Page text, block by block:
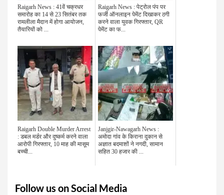
Raigarh News : 41वें चक्रधर
समारोह का 14 से 23 सितंबर तक
रामलीला मैदान में होगा आयोजन,
तैयारियों को ...
Raigarh News : पेट्रोल पंप पर
फर्जी ऑनलाइन पेमेंट दिखाकर ठगी
करने वाला युवक गिरफ्तार, QR
पेमेंट का फ...
Raigarh Double Murder Arrest
: डबल मर्डर और दुष्कर्म करने वाला
आरोपी गिरफ्तार, 10 माह की मासूम
बच्ची...
Janjgir-Nawagarh News :
अमोदा गांव के किराना दुकान से
अज्ञात बदमाशों ने नगदी, सामान
सहित 30 हजार की ...
Follow us on Social Media